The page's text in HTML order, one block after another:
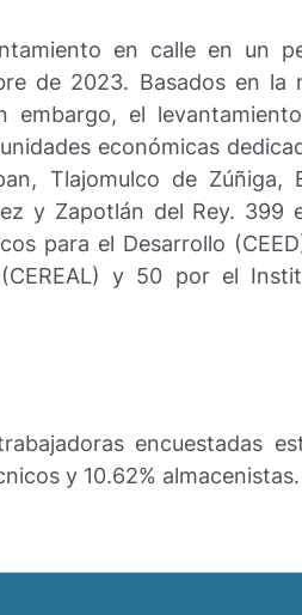
en calle en un
de 2023. Basados en la
embargo, el
económicas
Tlajomulco de Zúñiga,
y Zapotlán del Rey. 399
para el Desarrollo
y 50 por el
encuestadas
y 10.62% almacenistas.